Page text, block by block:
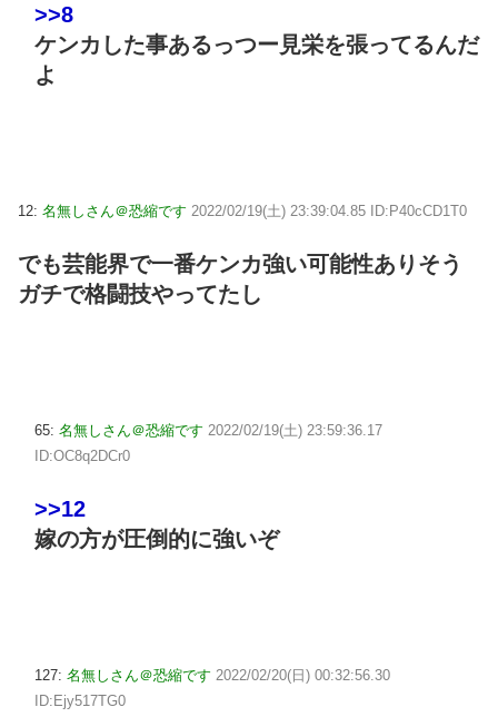
>>8
ケンカした事あるっつー見栄を張ってるんだ
よ
12: 名無しさん＠恐縮です 2022/02/19(土) 23:39:04.85 ID:P40cCD1T0
でも芸能界で一番ケンカ強い可能性ありそう
ガチで格闘技やってたし
65: 名無しさん＠恐縮です 2022/02/19(土) 23:59:36.17
ID:OC8q2DCr0
>>12
嫁の方が圧倒的に強いぞ
127: 名無しさん＠恐縮です 2022/02/20(日) 00:32:56.30
ID:Ejy517TG0